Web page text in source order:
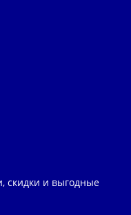
скидки и выгодные